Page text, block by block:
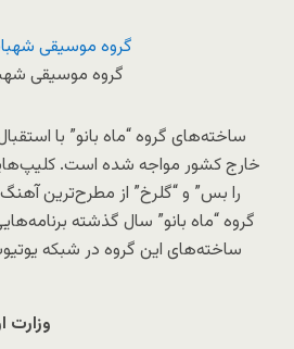
گروه موسیقی
ساخته‌های گروه “ماه بانو” با
خارج کشور مواجه شده است.
را بس” و “گلرخ” از مطرح‌ترین
گروه “ماه بانو” سال گذشته
ساخته‌های این گروه در شبکه
وزارت